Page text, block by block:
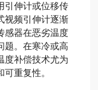
引伸计或位移传
视频引伸计逐渐
感器在恶劣温度
题。在寒冷或高
度补偿技术尤为
重复性。